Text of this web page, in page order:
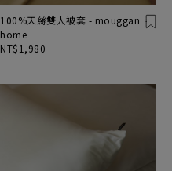
100%天絲雙人被套 - mouggan
home
NT$1,980